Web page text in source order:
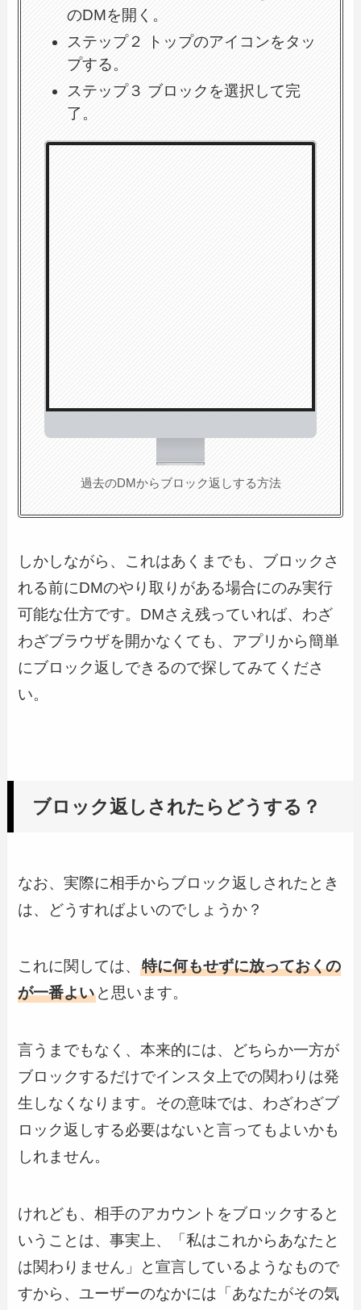
のDMを開く。
ステップ２ トップのアイコンをタッ
プする。
ステップ３ ブロックを選択して完
了。
過去のDMからブロック返しする方法
しかしながら、これはあくまでも、ブロックさ
れる前にDMのやり取りがある場合にのみ実行
可能な仕方です。DMさえ残っていれば、わざ
わざブラウザを開かなくても、アプリから簡単
にブロック返しできるので探してみてくださ
い。
ブロック返しされたらどうする？
なお、実際に相手からブロック返しされたとき
は、どうすればよいのでしょうか？
これに関しては、特に何もせずに放っておくの
が一番よい と思います。
言うまでもなく、本来的には、どちらか一方が
ブロックするだけでインスタ上での関わりは発
生しなくなります。その意味では、わざわざブ
ロック返しする必要はないと言ってもよいかも
しれません。
けれども、相手のアカウントをブロックすると
いうことは、事実上、「私はこれからあなたと
は関わりません」と宣言しているようなもので
すから、ユーザーのなかには「あなたがその気